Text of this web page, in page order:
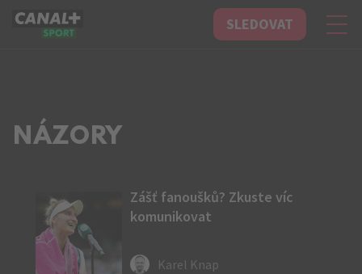
CANAL+ Sport SLEDOVAT
NÁZORY
Zášť fanoušků? Zkuste víc
komunikovat
Karel Knap